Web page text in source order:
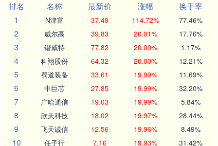
排名
名称 最新价 涨幅
换手率
1
N津富 37.49 114.72% 77.46%
2 威尔高 39.83 20.01% 17.76%
3 锴威特 77.82 20.00% 1.17%
4 科翔股份 64.32 20.00% 12.21%
5 蜀道装备 33.61 19.99% 11.69%
6 中巨芯 27.85 19.99% 32.20%
7 广哈通信 19.03 19.99% 5.84%
8 欣天科技 18.02 19.97% 28.44%
9 飞天诚信 12.56 19.96% 8.49%
10 任子行 7.16 19.93% 31.42%